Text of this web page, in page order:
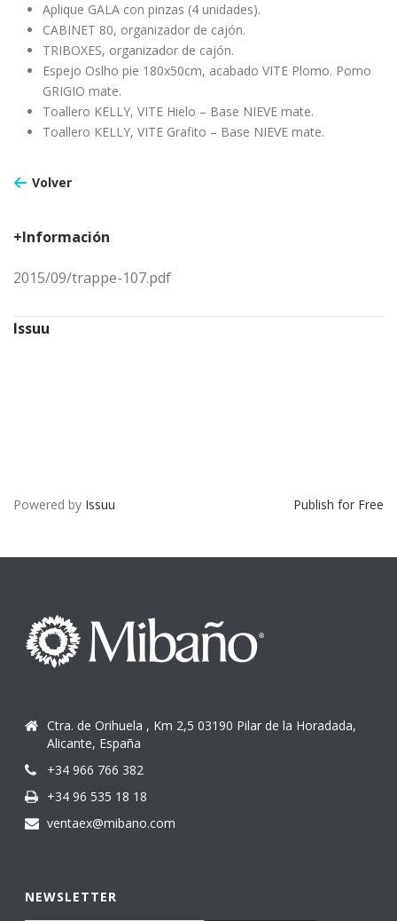
Aplique GALA con pinzas (4 unidades).
CABINET 80, organizador de cajón.
TRIBOXES, organizador de cajón.
Espejo Oslho pie 180x50cm, acabado VITE Plomo. Pomo
GRIGIO mate.
Toallero KELLY, VITE Hielo – Base NIEVE mate.
Toallero KELLY, VITE Grafito – Base NIEVE mate.
Volver
+Información
2015/09/trappe-107.pdf
Issuu
Powered by Issuu Publish for Free
Ctra. de Orihuela , Km 2,5 03190 Pilar de la Horadada,
Alicante, España
+34 966 766 382
+34 96 535 18 18
ventaex@mibano.com
NEWSLETTER